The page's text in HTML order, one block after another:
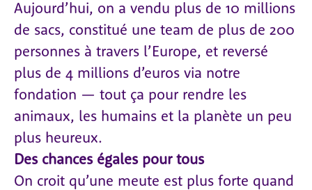
Aujourd’hui, on a vendu plus de 10 millions
de sacs, constitué une team de plus de 200
personnes à travers l’Europe, et reversé
plus de 4 millions d’euros via notre
fondation — tout ça pour rendre les
animaux, les humains et la planète un peu
plus heureux.
Des chances égales pour tous
On croit qu’une meute est plus forte quand